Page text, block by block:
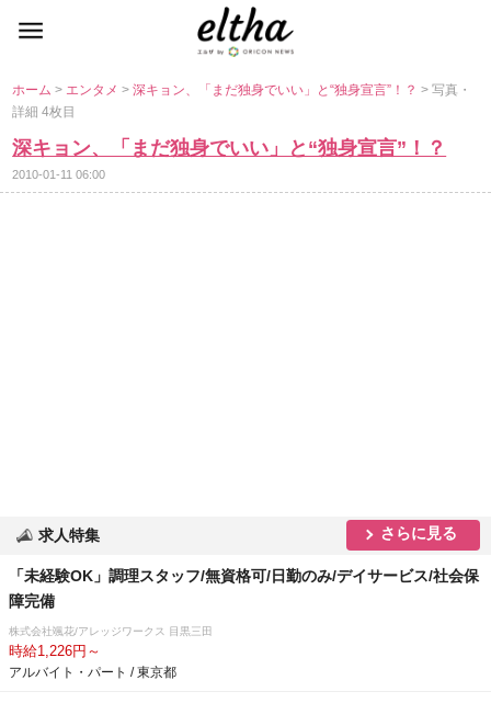
ホーム> エンタメ>深キョン、「まだ独身でいい」と“独身宣言”！？> 写真・
詳細 4枚目
深キョン、「まだ独身でいい」と“独身宣言”！？
2010-01-11 06:00
求人特集 さらに見る
「未経験OK」調理スタッフ/無資格可/日勤のみ/デイサービス/社会保
障完備
株式会社颯花/アレッジワークス 目黒三田
時給1,226円～
アルバイト・パート / 東京都